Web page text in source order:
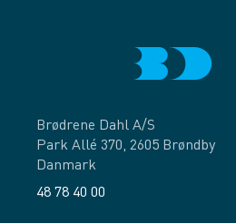
Brødrene Dahl A/S
Park Allé 370, 2605 Brøndby
Danmark
48 78 40 00